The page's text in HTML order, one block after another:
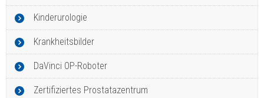
Kinderurologie
Krankheitsbilder
DaVinci OP-Roboter
Zertifiziertes Prostatazentrum